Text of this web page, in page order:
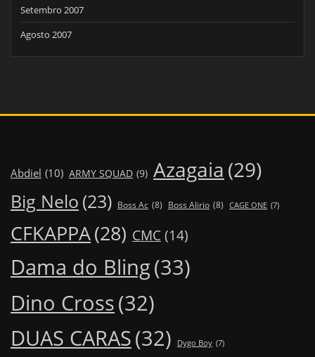
Setembro 2007
Agosto 2007
Abdiel (10) ARMY SQUAD (9) Azagaia (29)
Big Nelo (23) Boss Ac (8) Boss Alirio (8) CAGE ONE (7)
CFKAPPA(28) CMC (14)
Dama do Bling(33)
Dino Cross(32)
DUAS CARAS(32) Dygo Boy (7)